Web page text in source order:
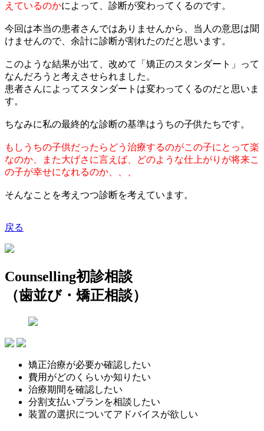
えているのかによって、診断が変わってくるのです。
今回は本当の患者さんではありませんから、当人の意思は聞
けませんので、余計に診断が割れたのだと思います。
このような結果が出て、改めて「矯正のスタンダート」って
なんだろうと考えさせられました。
患者さんによってスタンダートは変わってくるのだと思いま
す。
ちなみに私の最終的な診断の基準はうちの子供たちです。
もしうちの子供だったらどう治療するのがこの子にとって楽
なのか、また大げさに言えば、どのような仕上がりが将来こ
の子が幸せになれるのか、、、
そんなことを考えつつ診断を考えています。
戻る
Counselling初診相談
（歯並び・矯正相談）
矯正治療が必要か確認したい
費用がどのくらいか知りたい
治療期間を確認したい
分割支払いプランを相談したい
装置の選択についてアドバイスが欲しい